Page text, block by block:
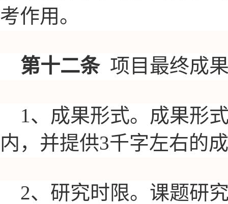
考作用。
第十二条 项目最终成
1、成果形式。成果形
内，并提供3千字左右的
2、研究时限。课题研